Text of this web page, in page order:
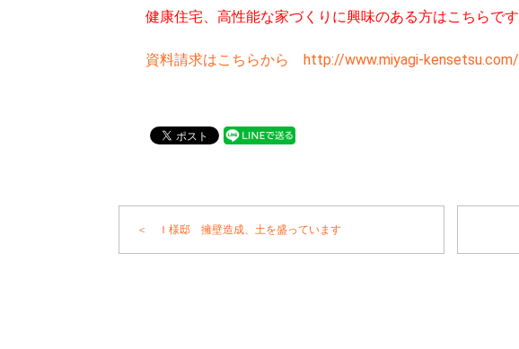
健康住宅、高性能な家づくりに興味のある方はこちらです
資料請求はこちらから http://www.miyagi-kensetsu.com/
＜ Ｉ様邸 擁壁造成、土を盛っています